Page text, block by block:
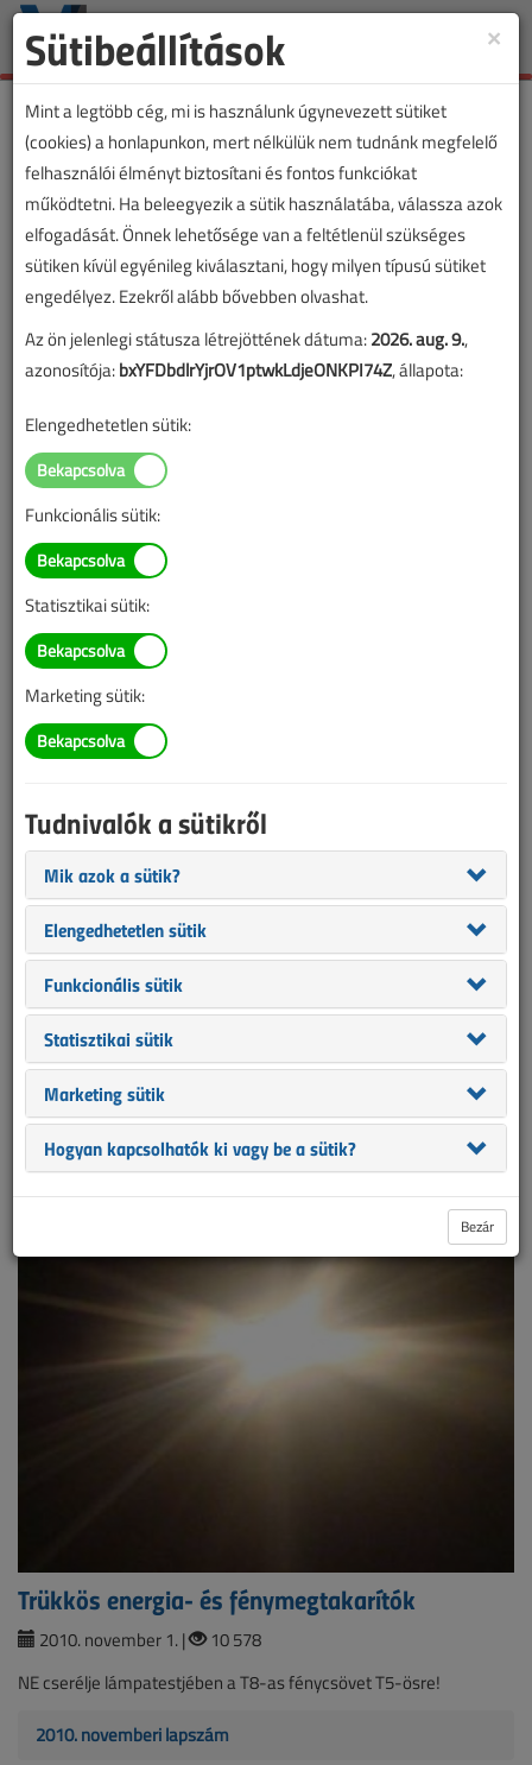
Toggle
Nagy János
világítástechnikai szakmérnök
1868 ||
Nagy János cikkei
Az irodatűz, a gazdaságosság és a szürke
karbantartó
2011. július 8. |
7554
5 (1)
2011. július-augusztusi lapszám
Trükkös energia- és fénymegtakarítók
2010. november 1. |
10 578
NE cserélje lámpatestjében a T8-as fénycsövet T5-ösre!
2010. novemberi lapszám
×
Sütibeállítások
Mint a legtöbb cég, mi is használunk úgynevezett sütiket
(cookies) a honlapunkon, mert nélkülük nem tudnánk megfelelő
felhasználói élményt biztosítani és fontos funkciókat
működtetni. Ha beleegyezik a sütik használatába, válassza azok
elfogadását. Önnek lehetősége van a feltétlenül szükséges
sütiken kívül egyénileg kiválasztani, hogy milyen típusú sütiket
engedélyez. Ezekről alább bővebben olvashat.
Az ön jelenlegi státusza létrejöttének dátuma:2026. aug. 9.,
azonosítója:bxYFDbdlrYjrOV1ptwkLdjeONKPI74Z, állapota:
Elengedhetetlen sütik:
Funkcionális sütik:
Statisztikai sütik:
Marketing sütik:
Tudnivalók a sütikről
Mik azok a sütik?
Elengedhetetlen sütik
Funkcionális sütik
Statisztikai sütik
Marketing sütik
Hogyan kapcsolhatók ki vagy be a sütik?
Bezár